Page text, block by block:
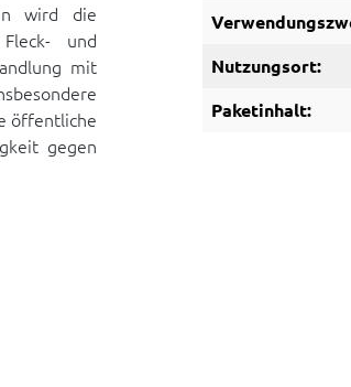
wird die
und
mit
öffentliche
gegen
Nutzungsort:
Paketinhalt: